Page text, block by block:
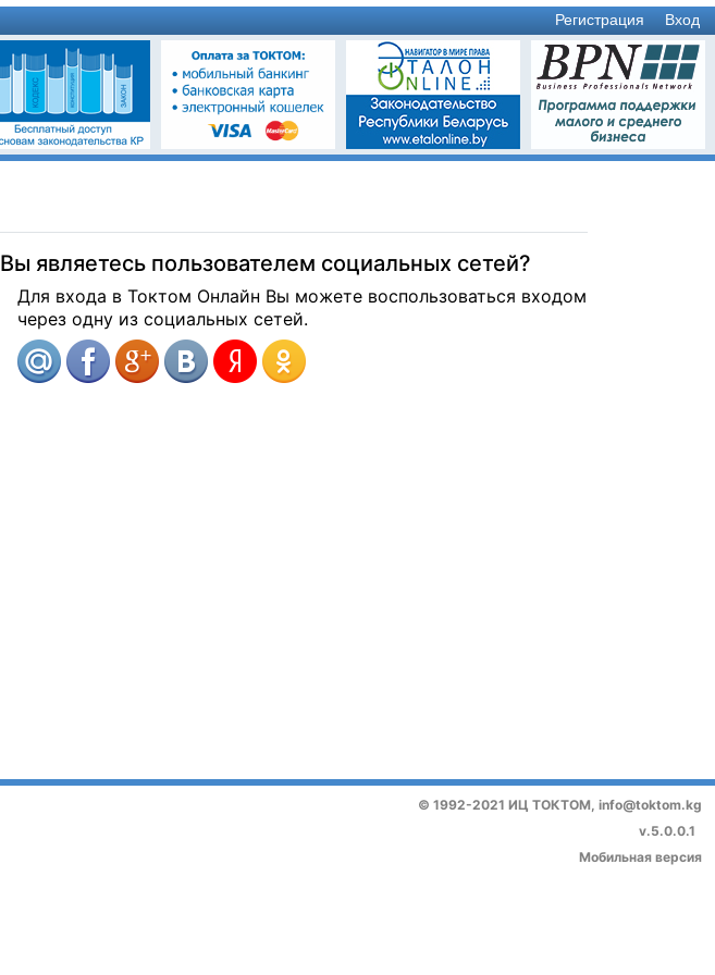
Вход
Регистрация
Вы являетесь пользователем социальных сетей?
Для входа в Токтом Онлайн Вы можете воспользоваться входом
через одну из социальных сетей.
© 1992-2021 ИЦ ТОКТОМ, info@toktom.kg
v.5.0.0.1
Мобильная версия